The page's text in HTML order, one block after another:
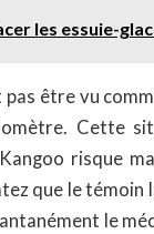
les essuie-
pas être vu
Cette
risque
que le
le